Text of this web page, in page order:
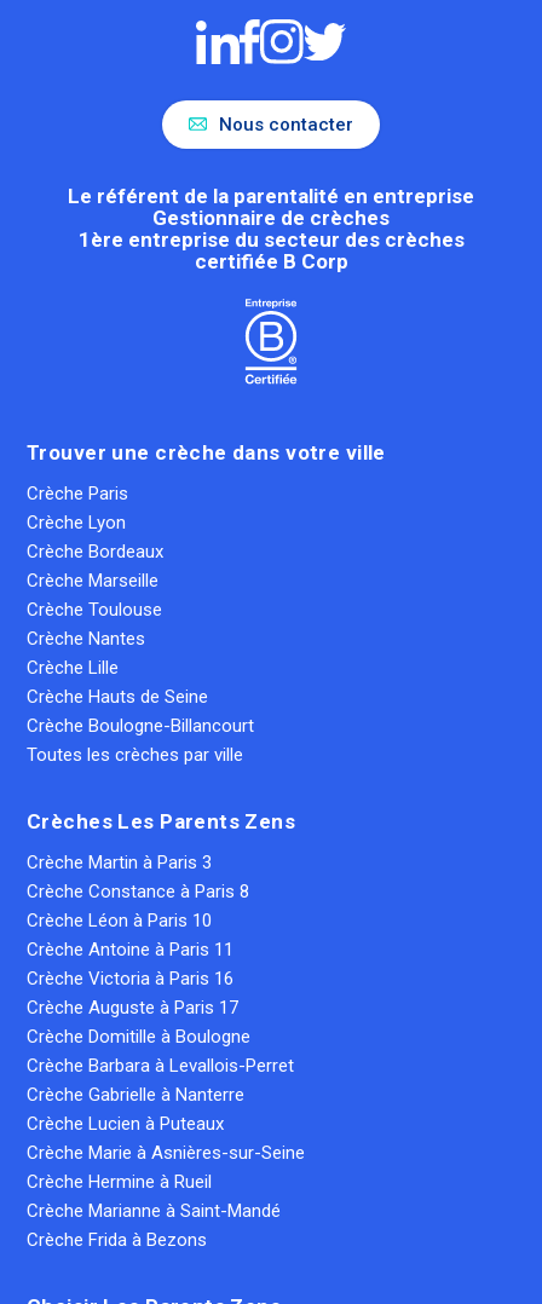
Nous contacter
Le référent de la parentalité en entreprise
Gestionnaire de crèches
1ère entreprise du secteur des crèches
certifiée B Corp
Trouver une crèche dans votre ville
Crèche Paris
Crèche Lyon
Crèche Bordeaux
Crèche Marseille
Crèche Toulouse
Crèche Nantes
Crèche Lille
Crèche Hauts de Seine
Crèche Boulogne-Billancourt
Toutes les crèches par ville
Crèches Les Parents Zens
Crèche Martin à Paris 3
Crèche Constance à Paris 8
Crèche Léon à Paris 10
Crèche Antoine à Paris 11
Crèche Victoria à Paris 16
Crèche Auguste à Paris 17
Crèche Domitille à Boulogne
Crèche Barbara à Levallois-Perret
Crèche Gabrielle à Nanterre
Crèche Lucien à Puteaux
Crèche Marie à Asnières-sur-Seine
Crèche Hermine à Rueil
Crèche Marianne à Saint-Mandé
Crèche Frida à Bezons